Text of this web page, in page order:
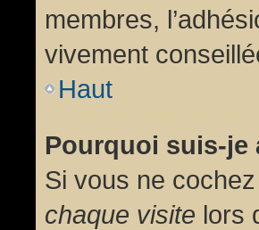
membres,
vivement
Haut
Pourquoi suis-je
Si vous ne
chaque visite lors